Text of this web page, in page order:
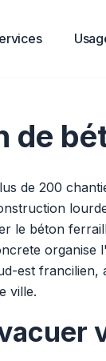
de
de 200
le béton
organise
est
ville.